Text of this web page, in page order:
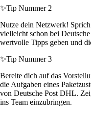
✨Tip Nummer 2
Nutze dein Netzwerk!
vielleicht schon bei
wertvolle Tipps geben und
✨Tip Nummer 3
Bereite dich auf das
die Aufgaben eines
von Deutsche Post DHL.
ins Team einzubringen.